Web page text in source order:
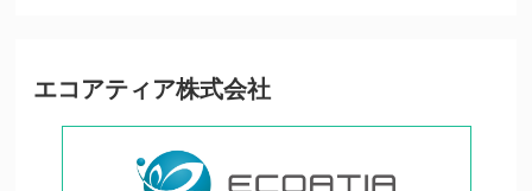
エコアティア株式会社